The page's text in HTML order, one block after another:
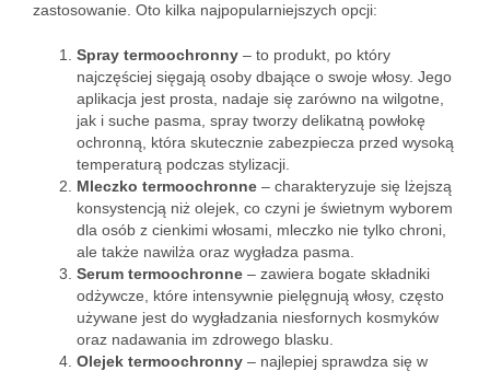
zastosowanie. Oto kilka najpopularniejszych opcji:
Spray termoochronny – to produkt, po który
najczęściej sięgają osoby dbające o swoje włosy. Jego
aplikacja jest prosta, nadaje się zarówno na wilgotne,
jak i suche pasma, spray tworzy delikatną powłokę
ochronną, która skutecznie zabezpiecza przed wysoką
temperaturą podczas stylizacji.
Mleczko termoochronne – charakteryzuje się lżejszą
konsystencją niż olejek, co czyni je świetnym wyborem
dla osób z cienkimi włosami, mleczko nie tylko chroni,
ale także nawilża oraz wygładza pasma.
Serum termoochronne – zawiera bogate składniki
odżywcze, które intensywnie pielęgnują włosy, często
używane jest do wygładzania niesfornych kosmyków
oraz nadawania im zdrowego blasku.
Olejek termoochronny – najlepiej sprawdza się w